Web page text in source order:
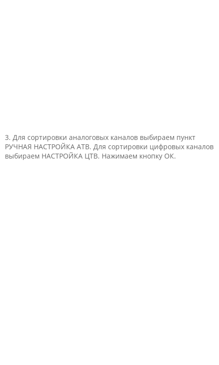
3. Для сортировки аналоговых каналов выбираем пункт
РУЧНАЯ НАСТРОЙКА АТВ. Для сортировки цифровых каналов
выбираем НАСТРОЙКА ЦТВ. Нажимаем кнопку ОК.